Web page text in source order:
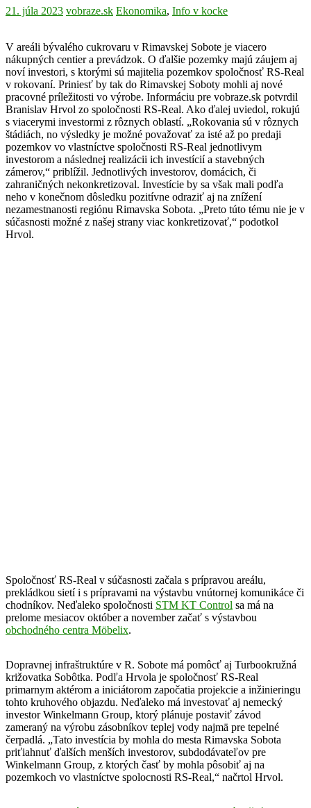
21. júla 2023 vobraze.sk Ekonomika, Info v kocke
V areáli bývalého cukrovaru v Rimavskej Sobote je viacero
nákupných centier a prevádzok. O ďalšie pozemky majú záujem aj
noví investori, s ktorými sú majitelia pozemkov spoločnosť RS-Real
v rokovaní. Priniesť by tak do Rimavskej Soboty mohli aj nové
pracovné príležitosti vo výrobe. Informáciu pre vobraze.sk potvrdil
Branislav Hrvol zo spoločnosti RS-Real. Ako ďalej uviedol, rokujú
s viacerymi investormi z rôznych oblastí. „Rokovania sú v rôznych
štádiách, no výsledky je možné považovať za isté až po predaji
pozemkov vo vlastníctve spoločnosti RS-Real jednotlivym
investorom a následnej realizácii ich investícií a stavebných
zámerov,“ priblížil. Jednotlivých investorov, domácich, či
zahraničných nekonkretizoval. Investície by sa však mali podľa
neho v konečnom dôsledku pozitívne odraziť aj na znížení
nezamestnanosti regiónu Rimavska Sobota. „Preto túto tému nie je v
súčasnosti možné z našej strany viac konkretizovať,“ podotkol
Hrvol.
Spoločnosť RS-Real v súčasnosti začala s prípravou areálu,
prekládkou sietí i s prípravami na výstavbu vnútornej komunikáce či
chodníkov. Neďaleko spoločnosti STM KT Control sa má na
prelome mesiacov október a november začať s výstavbou
obchodného centra Möbelix.
Dopravnej infraštruktúre v R. Sobote má pomôcť aj Turbookružná
križovatka Sobôtka. Podľa Hrvola je spoločnosť RS-Real
primarnym aktérom a iniciátorom započatia projekcie a inžinieringu
tohto kruhového objazdu. Neďaleko má investovať aj nemecký
investor Winkelmann Group, ktorý plánuje postaviť závod
zameraný na výrobu zásobníkov teplej vody najmä pre tepelné
čerpadlá. „Tato investícia by mohla do mesta Rimavska Sobota
priťiahnuť ďalších menších investorov, subdodávateľov pre
Winkelmann Group, z ktorých časť by mohla pôsobiť aj na
pozemkoch vo vlastníctve spolocnosti RS-Real,“ načrtol Hrvol.